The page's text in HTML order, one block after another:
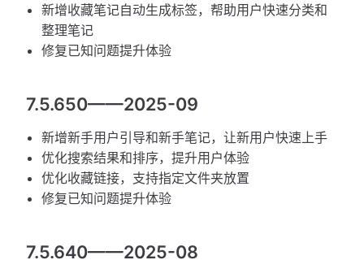
新增收藏笔记自动生成标签，帮助用户快速分类和
整理笔记
修复已知问题提升体验
7.5.650——2025-09
新增新手用户引导和新手笔记，让新用户快速上手
优化搜索结果和排序，提升用户体验
优化收藏链接，支持指定文件夹放置
修复已知问题提升体验
7.5.640——2025-08